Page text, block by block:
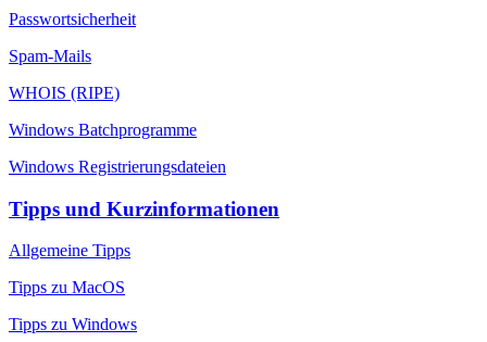
Passwortsicherheit
Spam-Mails
WHOIS (RIPE)
Windows Batchprogramme
Windows Registrierungsdateien
Tipps und Kurzinformationen
Allgemeine Tipps
Tipps zu MacOS
Tipps zu Windows